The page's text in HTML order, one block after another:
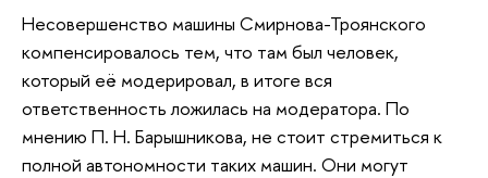
Несовершенство машины Смирнова-Троянского
компенсировалось тем, что там был человек,
который её модерировал, в итоге вся
ответственность ложилась на модератора. По
мнению П. Н. Барышникова, не стоит стремиться к
полной автономности таких машин. Они могут